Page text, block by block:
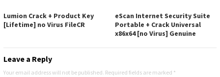
Lumion Crack + Product Key
[Lifetime] no Virus FileCR
eScan Internet Security Suite
Portable + Crack Universal
x86x64 [no Virus] Genuine
Leave a Reply
Your email address will not be published. Required fields are marked *